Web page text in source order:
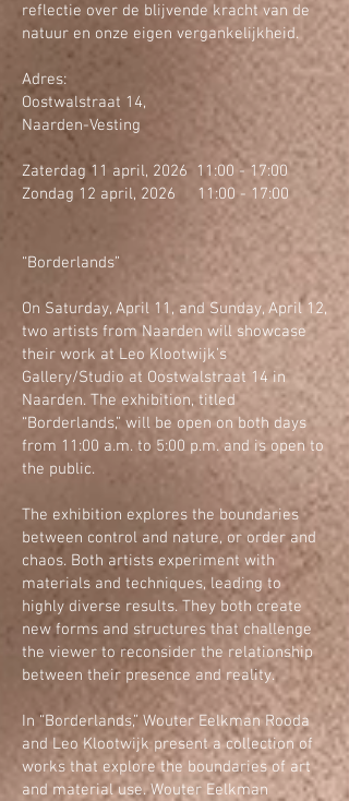
reflectie over de blijvende kracht van de
natuur en onze eigen vergankelijkheid.
Adres:
Oostwalstraat 14,
Naarden-Vesting
Zaterdag 11 april, 2026 11:00 - 17:00
Zondag 12 april, 2026 11:00 - 17:00
“Borderlands”​
On Saturday, April 11, and Sunday, April 12,
two artists from Naarden will showcase
their work at Leo Klootwijk’s
Gallery/Studio at Oostwalstraat 14 in
Naarden. The exhibition, titled
“Borderlands,” will be open on both days
from 11:00 a.m. to 5:00 p.m. and is open to
the public.
The exhibition explores the boundaries
between control and nature, or order and
chaos. Both artists experiment with
materials and techniques, leading to
highly diverse results. They both create
new forms and structures that challenge
the viewer to reconsider the relationship
between their presence and reality.
In “Borderlands,” Wouter Eelkman Rooda
and Leo Klootwijk present a collection of
works that explore the boundaries of art
and material use. Wouter Eelkman